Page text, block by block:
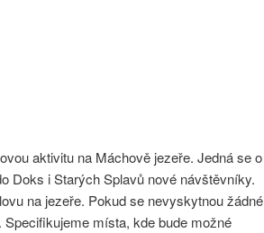
aktivitu na Máchově jezeře. Jedná se o
Doks i Starých Splavů nové návštěvníky.
na jezeře. Pokud se nevyskytnou žádné
místa, kde bude možné